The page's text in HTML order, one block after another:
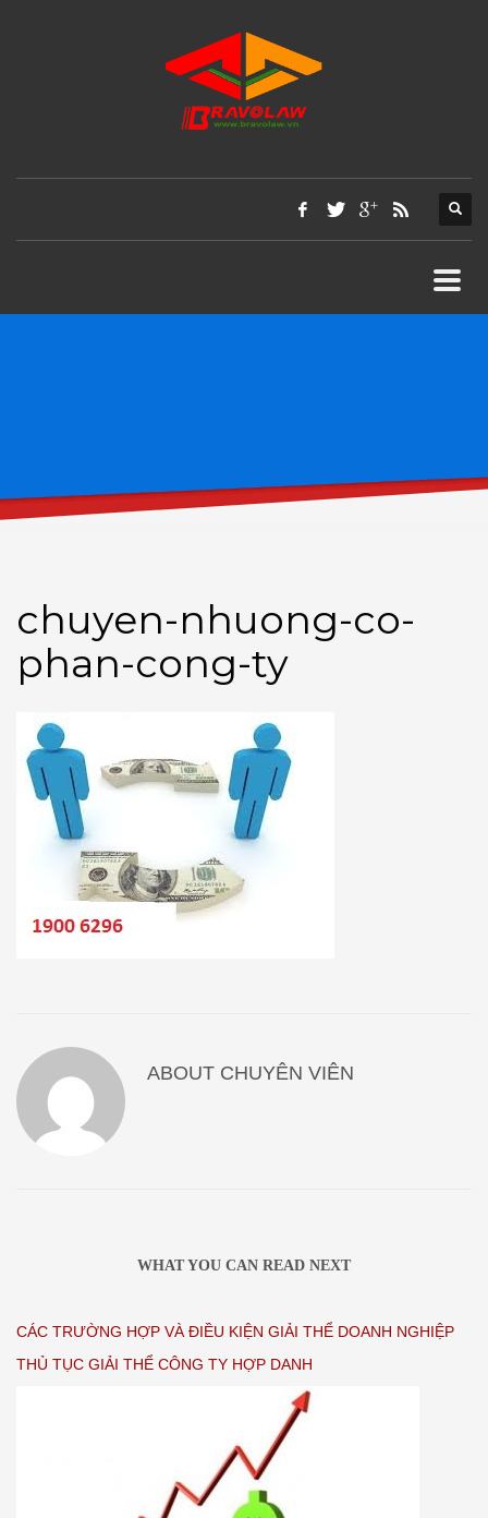
chuyen-nhuong-co-
phan-cong-ty
ABOUT CHUYÊN VIÊN
WHAT YOU CAN READ NEXT
CÁC TRƯỜNG HỢP VÀ ĐIỀU KIỆN GIẢI THỂ DOANH NGHIỆP
THỦ TỤC GIẢI THỂ CÔNG TY HỢP DANH